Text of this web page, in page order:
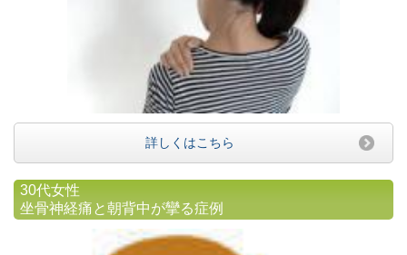
詳しくはこちら
30代女性
坐骨神経痛と朝背中が攣る症例